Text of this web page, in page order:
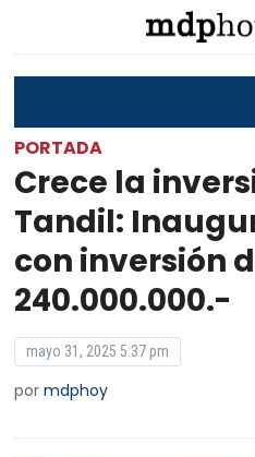
PORTADA
Crece la
Tandil:
con inversión
240.000.000.-
mayo 31, 2025 5:37 pm
pormdphoy